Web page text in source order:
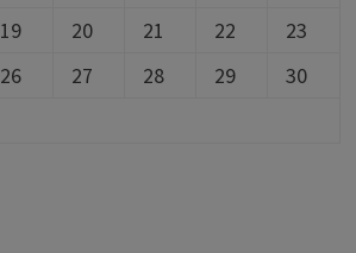
19 20 21 22
23
26 27 28 29
30